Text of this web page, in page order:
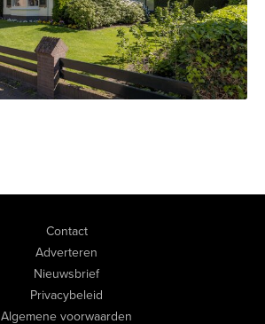
Contact
Adverteren
Nieuwsbrief
Privacybeleid
Algemene voorwaarden